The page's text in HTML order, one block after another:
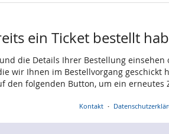
ein Ticket bestellt
die Details Ihrer Bestellung
wir Ihnen im Bestellvorgang geschickt
den folgenden Button, um ein erneutes
Kontakt